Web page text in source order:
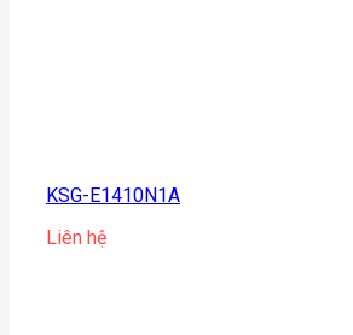
KSG-E1410N1A
Liên hệ